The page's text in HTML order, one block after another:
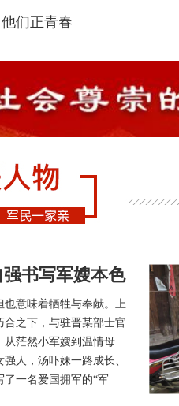
们正青春
书写军嫂本色
也意味着牺牲与奉献。上
合之下，与驻晋某部士官
从茫然小军嫂到温情母
人，汤吓妹一路成长、
一名爱国拥军的“军